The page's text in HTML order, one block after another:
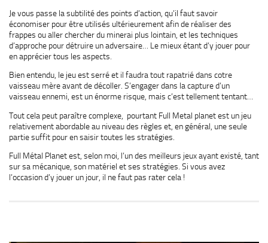
Je vous passe la subtilité des points d’action, qu’il faut savoir
économiser pour être utilisés ultérieurement afin de réaliser des
frappes ou aller chercher du minerai plus lointain, et les techniques
d’approche pour détruire un adversaire… Le mieux étant d’y jouer pour
en apprécier tous les aspects.
Bien entendu, le jeu est serré et il faudra tout rapatrié dans cotre
vaisseau mère avant de décoller. S’engager dans la capture d’un
vaisseau ennemi, est un énorme risque, mais c’est tellement tentant…
Tout cela peut paraître complexe, pourtant Full Metal planet est un jeu
relativement abordable au niveau des règles et, en général, une seule
partie suffit pour en saisir toutes les stratégies.
Full Métal Planet est, selon moi, l’un des meilleurs jeux ayant existé, tant
sur sa mécanique, son matériel et ses stratégies. Si vous avez
l’occasion d’y jouer un jour, il ne faut pas rater cela !